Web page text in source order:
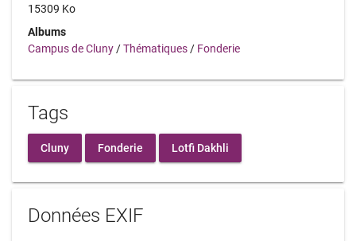
15309 Ko
Albums
Campus de Cluny /Thématiques / Fonderie
Tags
Cluny Fonderie Lotfi Dakhli
Données EXIF